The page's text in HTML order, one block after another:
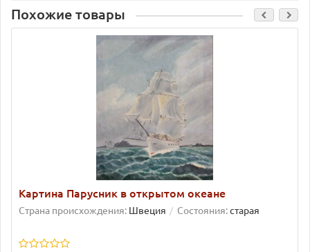
Похожие товары
Картина Парусник в открытом океане
Страна происхождения: Швеция Состояния:старая